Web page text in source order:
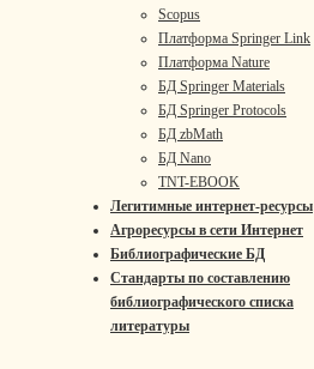
Scopus
Платформа Springer Link
Платформа Nature
БД Springer Materials
БД Springer Protocols
БД zbMath
БД Nano
TNT-EBOOK
Легитимные интернет-ресурсы
Агроресурсы в сети Интернет
Библиографические БД
Стандарты по составлению
библиографического списка
литературы